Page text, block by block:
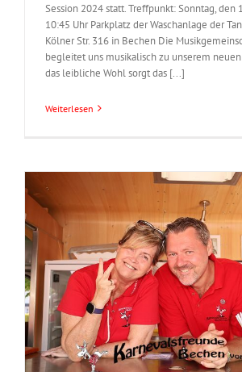
Session 2024 statt. Treffpunkt: Sonntag, den
10:45 Uhr Parkplatz der Waschanlage der
Kölner Str. 316 in Bechen Die
begleitet uns musikalisch zu unserem neuen
das leibliche Wohl sorgt das [...]
Weiterlesen